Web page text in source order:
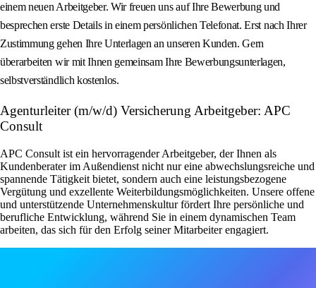
einem neuen Arbeitgeber. Wir freuen uns auf Ihre Bewerbung und
besprechen erste Details in einem persönlichen Telefonat. Erst nach Ihrer
Zustimmung gehen Ihre Unterlagen an unseren Kunden. Gern
überarbeiten wir mit Ihnen gemeinsam Ihre Bewerbungsunterlagen,
selbstverständlich kostenlos.
Agenturleiter (m/w/d) Versicherung Arbeitgeber: APC
Consult
APC Consult ist ein hervorragender Arbeitgeber, der Ihnen als
Kundenberater im Außendienst nicht nur eine abwechslungsreiche und
spannende Tätigkeit bietet, sondern auch eine leistungsbezogene
Vergütung und exzellente Weiterbildungsmöglichkeiten. Unsere offene
und unterstützende Unternehmenskultur fördert Ihre persönliche und
berufliche Entwicklung, während Sie in einem dynamischen Team
arbeiten, das sich für den Erfolg seiner Mitarbeiter engagiert.